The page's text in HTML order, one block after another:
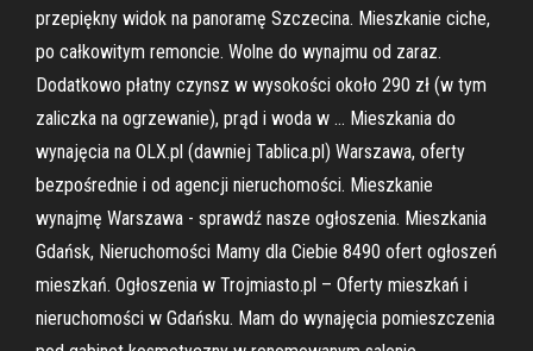
przepiękny widok na panoramę Szczecina. Mieszkanie ciche,
po całkowitym remoncie. Wolne do wynajmu od zaraz.
Dodatkowo płatny czynsz w wysokości około 290 zł (w tym
zaliczka na ogrzewanie), prąd i woda w … Mieszkania do
wynajęcia na OLX.pl (dawniej Tablica.pl) Warszawa, oferty
bezpośrednie i od agencji nieruchomości. Mieszkanie
wynajmę Warszawa - sprawdź nasze ogłoszenia. Mieszkania
Gdańsk, Nieruchomości Mamy dla Ciebie 8490 ofert ogłoszeń
mieszkań. Ogłoszenia w Trojmiasto.pl – Oferty mieszkań i
nieruchomości w Gdańsku. Mam do wynajęcia pomieszczenia